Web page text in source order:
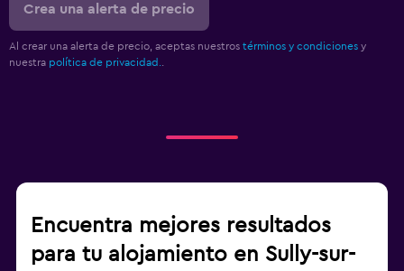
Crea una alerta de precio
Al crear una alerta de precio, aceptas nuestros términos y condiciones y
nuestra política de privacidad.
Encuentra mejores resultados
para tu alojamiento en Sully-sur-